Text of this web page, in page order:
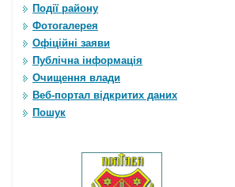
Події району
Фотогалерея
Офіційні заяви
Публічна інформація
Очищення влади
Веб-портал відкритих даних
Пошук